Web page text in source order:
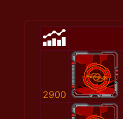
2900